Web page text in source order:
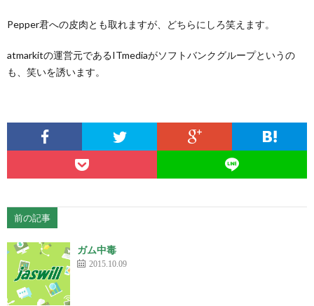
Pepper君への皮肉とも取れますが、どちらにしろ笑えます。
atmarkitの運営元であるITmediaがソフトバンクグループというの
も、笑いを誘います。
前の記事
ガム中毒
2015.10.09